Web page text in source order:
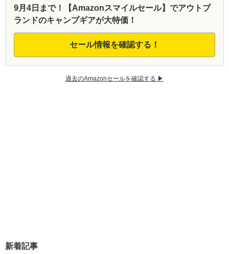
9月4日まで！【Amazonスマイルセール】でアウトブ
ランドのキャンプギアが大特価！
セール情報を確認する！
過去のAmazonセールを確認する ▶︎
新着記事